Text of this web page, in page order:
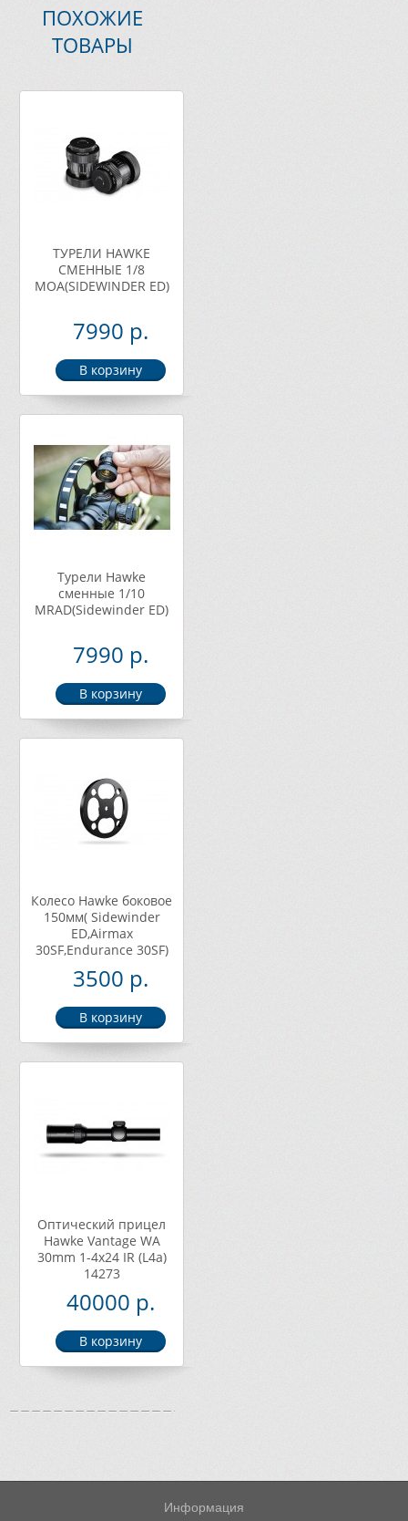
ПОХОЖИЕ
ТОВАРЫ
ТУРЕЛИ HAWKE
СМЕННЫЕ 1/8
МОА(SIDEWINDER ED)
7990 р.
Турели Hawke
сменные 1/10
МRAD(Sidewinder ED)
7990 р.
Колесо Hawke боковое
150мм( Sidewinder
ED,Airmax
30SF,Endurance 30SF)
3500 р.
Оптический прицел
Hawke Vantage WA
30mm 1-4х24 IR (L4a)
14273
40000 р.
Информация